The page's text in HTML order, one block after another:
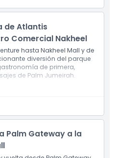
Jumeirah durante el
de Atlantis
Comercial Nakheel
hasta Nakheel Mall y de
diversión del parque
de primera,
de Palm Jumeirah.
día desde Atlantis
Mall
Jumeirah durante el
después de la diversión en
Palm Gateway a la